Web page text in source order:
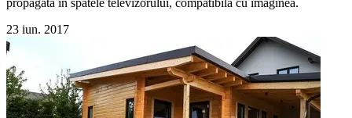
23 iun. 2017